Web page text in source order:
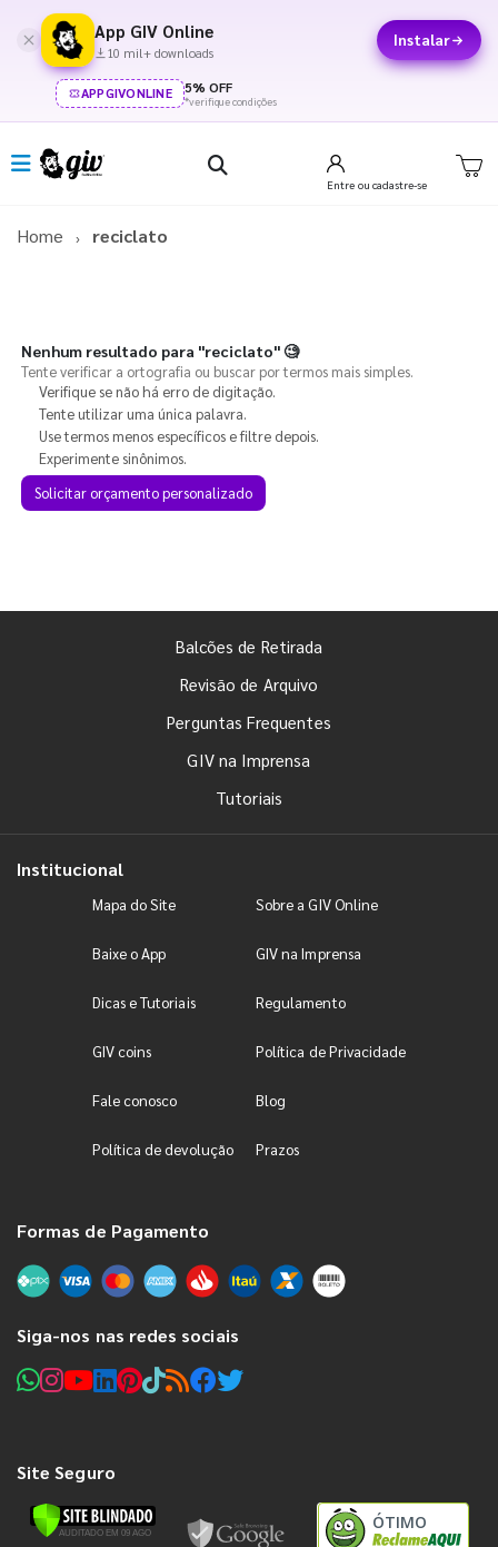
App GIV Online
10 mil+ downloads
Instalar
APPGIVONLINE 5% OFF
*verifique condições
Entre ou cadastre-se
Home reciclato
Nenhum resultado para "reciclato"🧐
Tente verificar a ortografia ou buscar por termos mais simples.
Verifique se não há erro de digitação.
Tente utilizar uma única palavra.
Use termos menos específicos e filtre depois.
Experimente sinônimos.
Solicitar orçamento personalizado
Balcões de Retirada
Revisão de Arquivo
Perguntas Frequentes
GIV na Imprensa
Tutoriais
Institucional
Mapa do Site Sobre a GIV Online
Baixe o App GIV na Imprensa
Dicas e Tutoriais Regulamento
GIV coins Política de Privacidade
Fale conosco Blog
Política de devolução Prazos
Formas de Pagamento
Siga-nos nas redes sociais
Site Seguro
ÓTIMO